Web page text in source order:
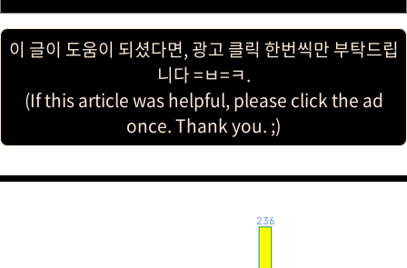
이 글이 도움이 되셨다면, 광고 클릭 한번씩만 부탁드립
니다 =ㅂ=ㅋ.
(If this article was helpful, please click the ad
once. Thank you. ;)
236